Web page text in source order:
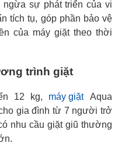
ngừa sự phát triển của vi
tích tụ, góp phần bảo vệ
của máy giặt theo thời
trình giặt
12 kg, máy giặtAqua
gia đình từ 7 người trở
nhu cầu giặt giũ thường